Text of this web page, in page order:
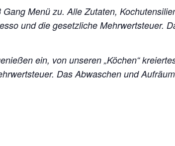
Menü zu. Alle Zutaten,
und die gesetzliche Mehrwertsteuer.
ein, von unseren „Köchen“
Das Abwaschen und